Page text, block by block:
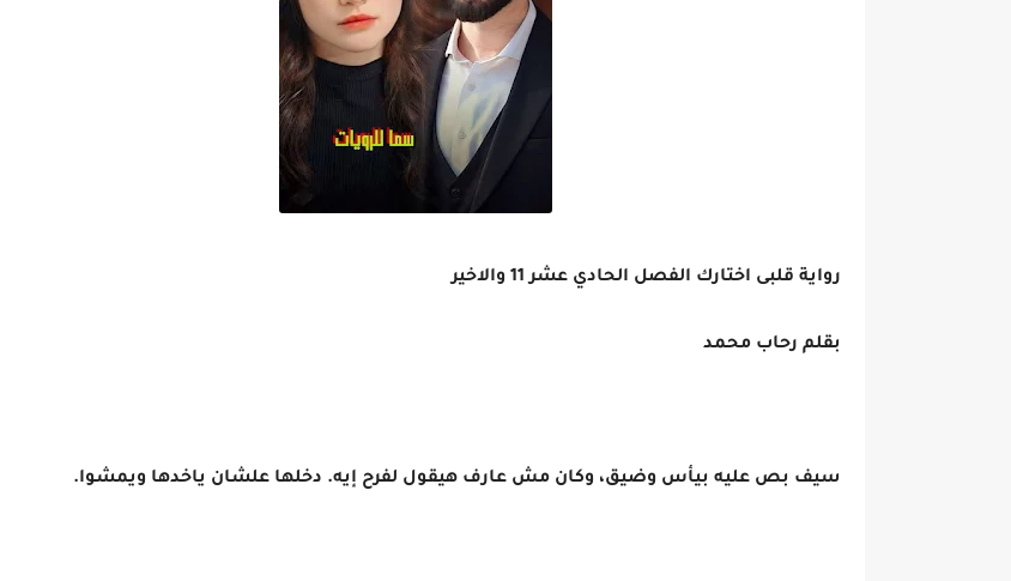
رواية قلبى اختارك الفصل الحادي عشر 11 والاخير
بقلم رحاب محمد
سيف بص عليه بيأس وضيق، وكان مش عارف هيقول لفرح إيه. دخلها علشان ياخدها ويمشوا.